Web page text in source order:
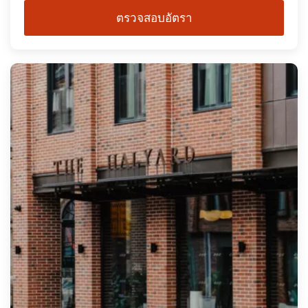
ตรวจสอบอัตรา